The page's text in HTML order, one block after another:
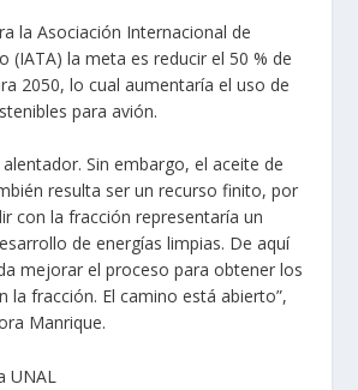
la Asociación Internacional de
(IATA) la meta es reducir el 50 % de
2050, lo cual aumentaría el uso de
para avión.
Sin embargo, el aceite de
resulta ser un recurso finito, por
con la fracción representaría un
de energías limpias. De aquí
mejorar el proceso para obtener los
la fracción. El camino está abierto”,
Manrique.
UNAL